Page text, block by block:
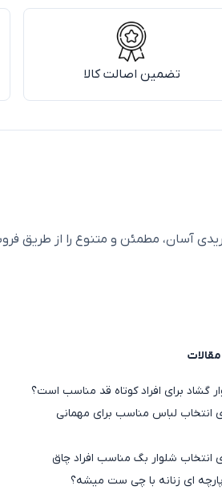
تضمین اصالت کالا
آسان، مطمئن و متنوع را از طریق
گشاد برای افراد کوتاه قد مناسب است؟
انتخاب لباس مناسب برای مهمانی
انتخاب شلوار بگ مناسب افراد چاق
ای زنانه با چی ست میشه؟